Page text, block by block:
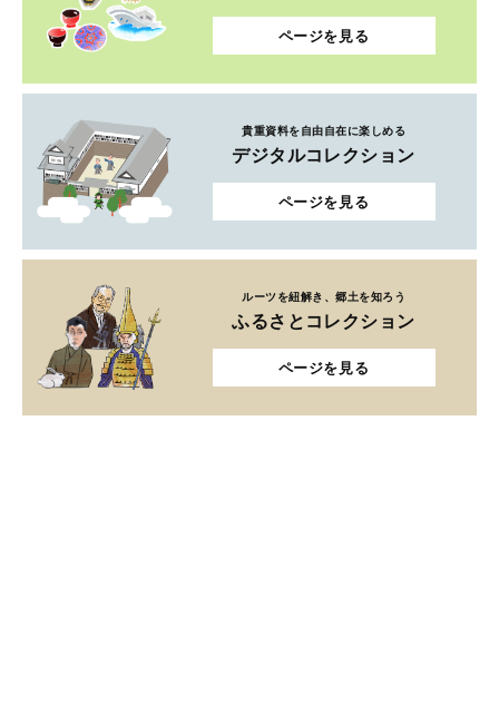
ページを見る
貴重資料を自由自在に楽しめる
デジタルコレクション
ページを見る
ルーツを紐解き、郷土を知ろう
ふるさとコレクション
ページを見る